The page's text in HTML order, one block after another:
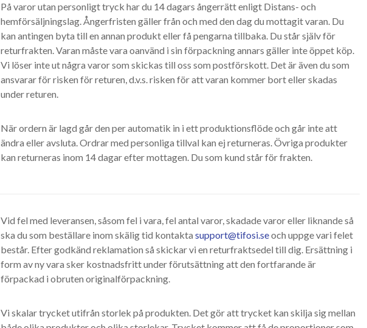
På varor utan personligt tryck har du 14 dagars ångerrätt enligt Distans- och
hemförsäljningslag. Ångerfristen gäller från och med den dag du mottagit varan. Du
kan antingen byta till en annan produkt eller få pengarna tillbaka. Du står själv för
returfrakten. Varan måste vara oanvänd i sin förpackning annars gäller inte öppet köp.
Vi löser inte ut några varor som skickas till oss som postförskott. Det är även du som
ansvarar för risken för returen, d.v.s. risken för att varan kommer bort eller skadas
under returen.
När ordern är lagd går den per automatik in i ett produktionsflöde och går inte att
ändra eller avsluta. Ordrar med personliga tillval kan ej returneras. Övriga produkter
kan returneras inom 14 dagar efter mottagen. Du som kund står för frakten.
Vid fel med leveransen, såsom fel i vara, fel antal varor, skadade varor eller liknande så
ska du som beställare inom skälig tid kontaktasupport@tifosi.seoch uppge vari felet
består. Efter godkänd reklamation så skickar vi en returfraktsedel till dig. Ersättning i
form av ny vara sker kostnadsfritt under förutsättning att den fortfarande är
förpackad i obruten originalförpackning.
Vi skalar trycket utifrån storlek på produkten. Det gör att trycket kan skilja sig mellan